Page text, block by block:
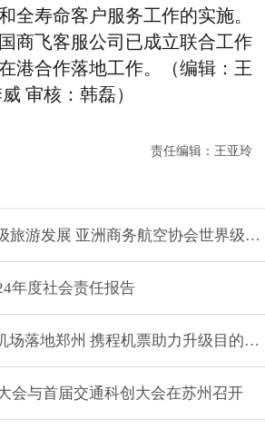
全寿命客户服务工作的实施。
商飞客服公司 已成立联合工作
港合作落地工作。
（编辑：王
审核：韩磊）
责任编辑： 王亚玲
旅游发展 亚洲商务航空协会世界级
年度社会责任报告
场落地郑州 携程机票助力升级目的地
会与首届交通科创大会在苏州召开